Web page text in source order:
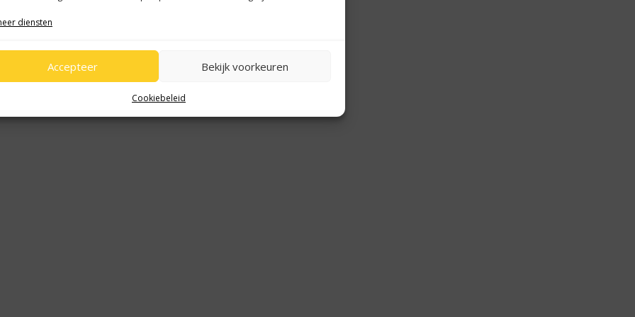
diensten
Accepteer Bekijk voorkeuren
Cookiebeleid